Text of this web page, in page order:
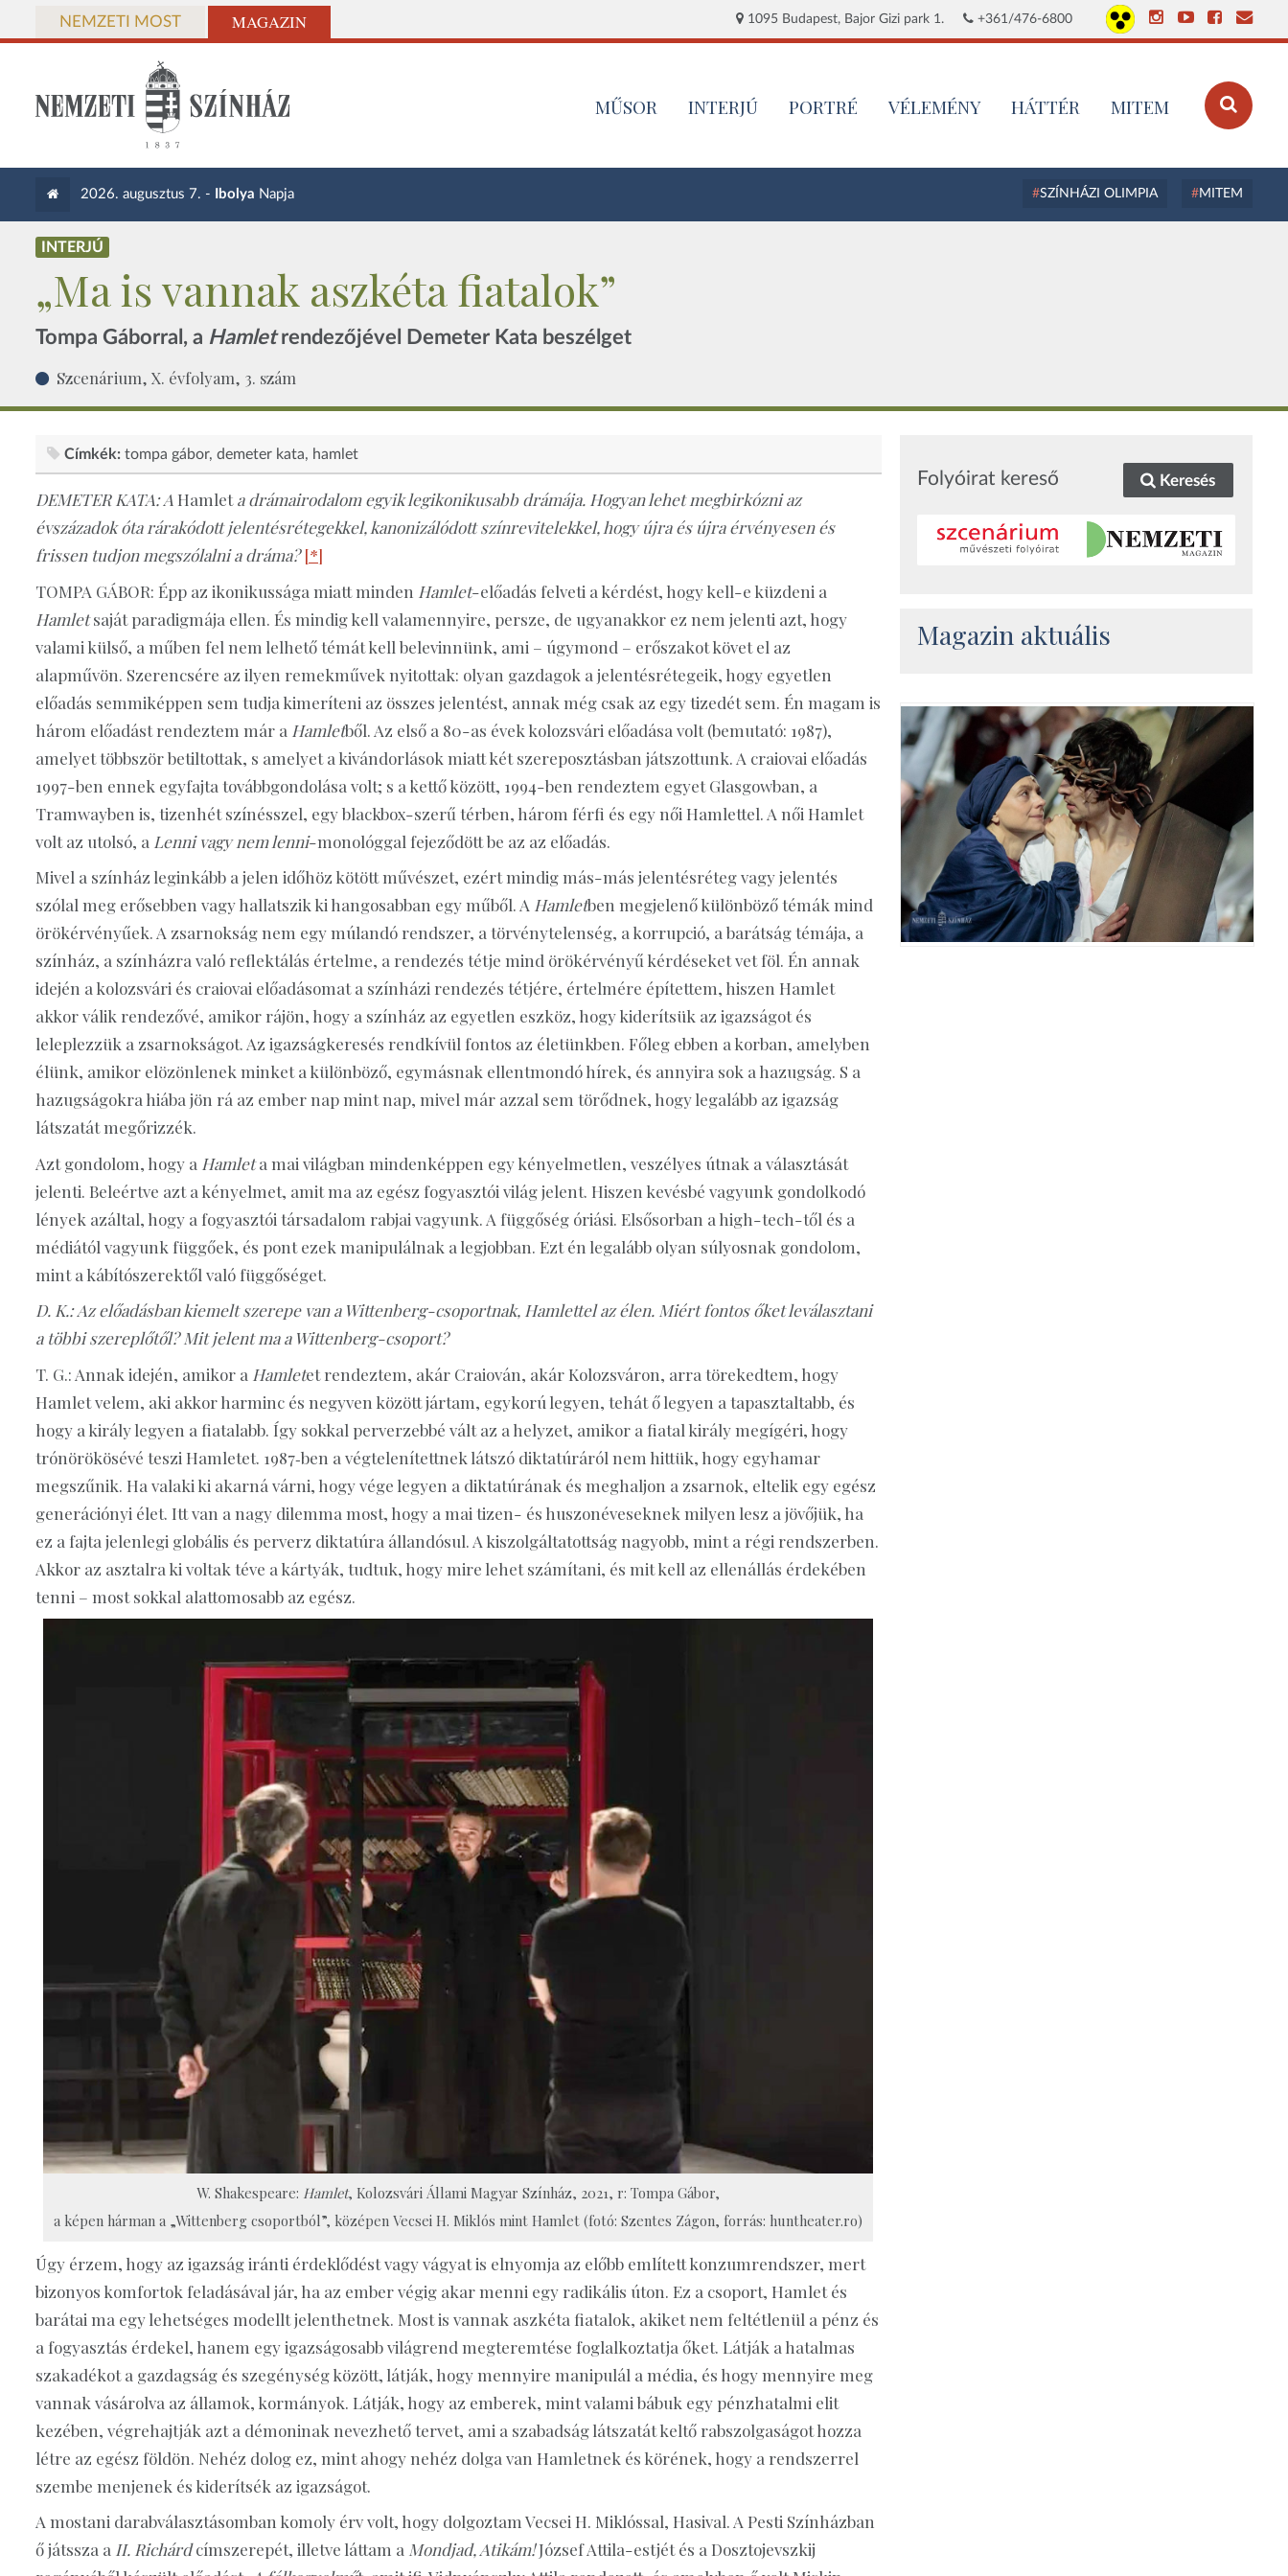
NEMZETI MOST MAGAZIN 1095 Budapest, Bajor Gizi park 1. +361/476-6800
MŰSOR INTERJÚ PORTRÉ VÉLEMÉNY HÁTTÉR MITEM
2026. augusztus 7. - Ibolya Napja SZÍNHÁZI OLIMPIA MITEM
INTERJÚ
„Ma is vannak aszkéta fiatalok”
Tompa Gáborral, a Hamletrendezőjével Demeter Kata beszélget
Szcenárium, X. évfolyam, 3. szám
Címkék: tompa gábor demeter kata hamlet
DEMETER KATA: A Hamleta drámairodalom egyik legikonikusabb drámája. Hogyan lehet megbirkózni az
évszázadok óta rárakódott jelentésrétegekkel, kanonizálódott színrevitelekkel, hogy újra és újra érvényesen és
frissen tudjon megszólalni a dráma? [*]
TOMPA GÁBOR: Épp az ikonikussága miatt minden Hamlet-előadás felveti a kérdést, hogy kell-e küzdeni a
Hamletsaját paradigmája ellen. És mindig kell valamennyire, persze, de ugyanakkor ez nem jelenti azt, hogy
valami külső, a műben fel nem lelhető témát kell belevinnünk, ami – úgymond – erőszakot követ el az
alapművön. Szerencsére az ilyen remekművek nyitottak: olyan gazdagok a jelentésrétegeik, hogy egyetlen
előadás semmiképpen sem tudja kimeríteni az összes jelentést, annak még csak az egy tizedét sem. Én magam is
három előadást rendeztem már a Hamletből. Az első a 80-as évek kolozsvári előadása volt (bemutató: 1987),
amelyet többször betiltottak, s amelyet a kivándorlások miatt két szereposztásban játszottunk. A craiovai előadás
1997-ben ennek egyfajta továbbgondolása volt; s a kettő között, 1994-ben rendeztem egyet Glasgowban, a
Tramwayben is, tizenhét színésszel, egy blackbox-szerű térben, három férfi és egy női Hamlettel. A női Hamlet
volt az utolsó, a Lenni vagy nem lenni-monológgal fejeződött be az az előadás.
Mivel a színház leginkább a jelen időhöz kötött művészet, ezért mindig más-más jelentésréteg vagy jelentés
szólal meg erősebben vagy hallatszik ki hangosabban egy műből. A Hamletben megjelenő különböző témák mind
örökérvényűek. A zsarnokság nem egy múlandó rendszer, a törvénytelenség, a korrupció, a barátság témája, a
színház, a színházra való reflektálás értelme, a rendezés tétje mind örökérvényű kérdéseket vet föl. Én annak
idején a kolozsvári és craiovai előadásomat a színházi rendezés tétjére, értelmére építettem, hiszen Hamlet
akkor válik rendezővé, amikor rájön, hogy a színház az egyetlen eszköz, hogy kiderítsük az igazságot és
leleplezzük a zsarnokságot. Az igazságkeresés rendkívül fontos az életünkben. Főleg ebben a korban, amelyben
élünk, amikor elözönlenek minket a különböző, egymásnak ellentmondó hírek, és annyira sok a hazugság. S a
hazugságokra hiába jön rá az ember nap mint nap, mivel már azzal sem törődnek, hogy legalább az igazság
látszatát megőrizzék.
Azt gondolom, hogy a Hamleta mai világban mindenképpen egy kényelmetlen, veszélyes útnak a választását
jelenti. Beleértve azt a kényelmet, amit ma az egész fogyasztói világ jelent. Hiszen kevésbé vagyunk gondolkodó
lények azáltal, hogy a fogyasztói társadalom rabjai vagyunk. A függőség óriási. Elsősorban a high-tech-től és a
médiától vagyunk függőek, és pont ezek manipulálnak a legjobban. Ezt én legalább olyan súlyosnak gondolom,
mint a kábítószerektől való függőséget.
D. K.: Az előadásban kiemelt szerepe van a Wittenberg-csoportnak, Hamlettel az élen. Miért fontos őket leválasztani
a többi szereplőtől? Mit jelent ma a Wittenberg-csoport?
T. G.: Annak idején, amikor a Hamletet rendeztem, akár Craiován, akár Kolozsváron, arra törekedtem, hogy
Hamlet velem, aki akkor harminc és negyven között jártam, egykorú legyen, tehát ő legyen a tapasztaltabb, és
hogy a király legyen a fiatalabb. Így sokkal perverzebbé vált az a helyzet, amikor a fiatal király megígéri, hogy
trónörökösévé teszi Hamletet. 1987‑ben a végtelenítettnek látszó diktatúráról nem hittük, hogy egyhamar
megszűnik. Ha valaki ki akarná várni, hogy vége legyen a diktatúrának és meghaljon a zsarnok, eltelik egy egész
generációnyi élet. Itt van a nagy dilemma most, hogy a mai tizen- és huszonéveseknek milyen lesz a jövőjük, ha
ez a fajta jelenlegi globális és perverz diktatúra állandósul. A kiszolgáltatottság nagyobb, mint a régi rendszerben.
Akkor az asztalra ki voltak téve a kártyák, tudtuk, hogy mire lehet számítani, és mit kell az ellenállás érdekében
tenni – most sokkal alattomosabb az egész.
W. Shakespeare: Hamlet, Kolozsvári Állami Magyar Színház, 2021, r: Tompa Gábor,
a képen hárman a „Wittenberg csoportból”, középen Vecsei H. Miklós mint Hamlet (fotó: Szentes Zágon, forrás: huntheater.ro)
Úgy érzem, hogy az igazság iránti érdeklődést vagy vágyat is elnyomja az előbb említett konzumrendszer, mert
bizonyos komfortok feladásával jár, ha az ember végig akar menni egy radikális úton. Ez a csoport, Hamlet és
barátai ma egy lehetséges modellt jelenthetnek. Most is vannak aszkéta fiatalok, akiket nem feltétlenül a pénz és
a fogyasztás érdekel, hanem egy igazságosabb világrend megteremtése foglalkoztatja őket. Látják a hatalmas
szakadékot a gazdagság és szegénység között, látják, hogy mennyire manipulál a média, és hogy mennyire meg
vannak vásárolva az államok, kormányok. Látják, hogy az emberek, mint valami bábuk egy pénzhatalmi elit
kezében, végrehajtják azt a démoninak nevezhető tervet, ami a szabadság látszatát keltő rabszolgaságot hozza
létre az egész földön. Nehéz dolog ez, mint ahogy nehéz dolga van Hamletnek és körének, hogy a rendszerrel
szembe menjenek és kiderítsék az igazságot.
A mostani darabválasztásomban komoly érv volt, hogy dolgoztam Vecsei H. Miklóssal, Hasival. A Pesti Színházban
ő játssza a II. Richárdcímszerepét, illetve láttam a Mondjad, Atikám!József Attila-estjét és a Dosztojevszkij
Folyóirat kereső Keresés
Magazin aktuális